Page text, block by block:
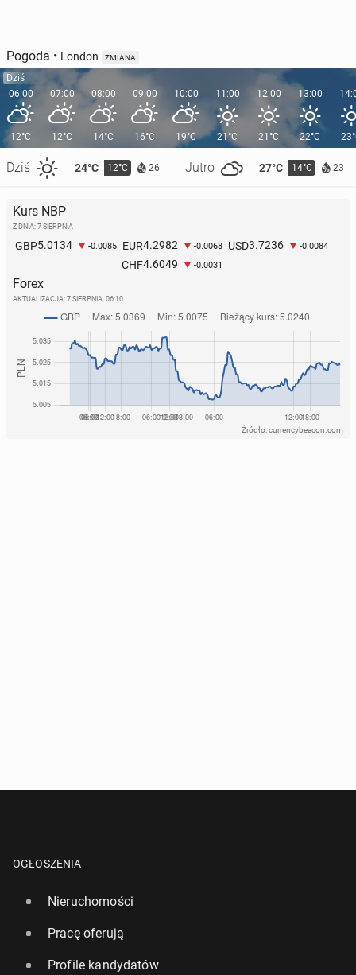
Pogoda • London ZMIANA
Dziś
06:00
12°C
Dziś 24°C 12°C 26 Jutro 27°C 14°C 23
07:00
12°C
08:00
14°C
09:00
16°C
10:00
19°C
11:00
21°C
12:00
21°C
13:00
22°C
Kurs NBP
Z DNIA: 7 SIERPNIA
GBP5.0134 -0.0085 EUR4.2982 -0.0068 USD3.7236 -0.0084
CHF4.6049 -0.0031
Forex
AKTUALIZACJA: 7 SIERPNIA, 06:10
Źródło: currencybeacon.com
OGŁOSZENIA
Nieruchomości
Pracę oferują
Profile kandydatów